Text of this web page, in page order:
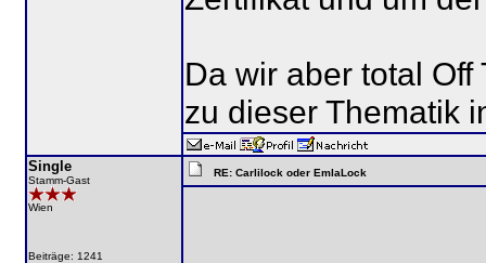
Da wir aber total
zu dieser Thematik
Single
Stamm-Gast
Wien
Beiträge: 1241
RE: Carlilock oder EmlaLock